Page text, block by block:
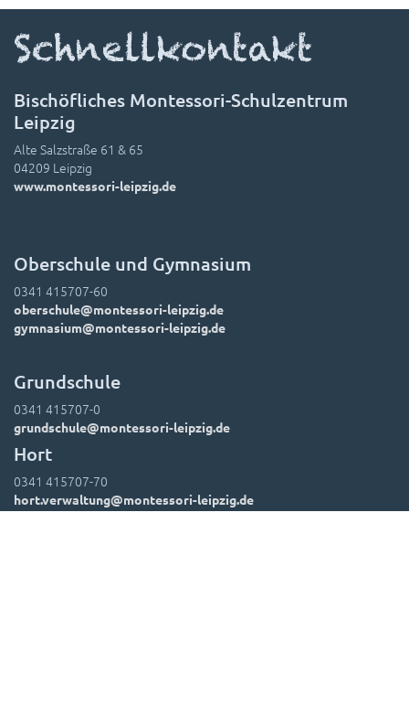
Schnellkontakt
Bischöfliches Montessori-Schulzentrum
Leipzig
Alte Salzstraße 61 & 65
04209 Leipzig
www.montessori-leipzig.de
Oberschule und Gymnasium
0341 415707-60
oberschule@montessori-leipzig.de
gymnasium@montessori-leipzig.de
Grundschule
0341 415707-0
grundschule@montessori-leipzig.de
Hort
0341 415707-70
hort.verwaltung@montessori-leipzig.de